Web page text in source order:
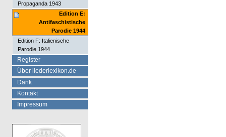
Propaganda 1943
Edition E:
Antifaschistische
Parodie 1944
Edition F: Italienische
Parodie 1944
Register
Über liederlexikon.de
Dank
Kontakt
Impressum